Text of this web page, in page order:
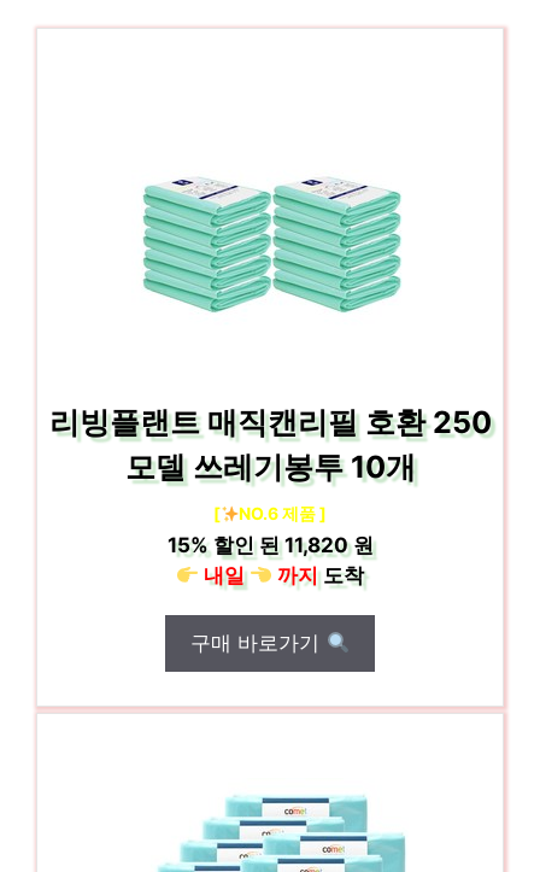
리빙플랜트 매직캔리필 호환 250
모델 쓰레기봉투 10개
[ NO.6 제품 ]
15%할인 된11,820 원
내일
까지도착
구매 바로가기